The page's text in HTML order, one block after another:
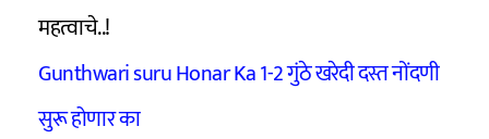
महत्वाचे..!
Gunthwari suru Honar Ka 1-2 गुंठे खरेदी दस्त नोंदणी
सुरू होणार का